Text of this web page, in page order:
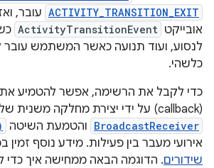
ACTIVITY_TRANSITION_EXIT עובר,
אובייקט ActivityTransitionEvent
לנסוע, ועוד תנועה כאשר המשתמש עובר
כלשהי.
כדי לקבל את הרשימה, אפשר להטמיע
(callback) על ידי יצירת מחלקה משנית של
BroadcastReceiver והטמעת השיטה
אירועי מעבר בין פעילות. מידע נוסף
שידורים. הדוגמה הבאה ממחישה איך